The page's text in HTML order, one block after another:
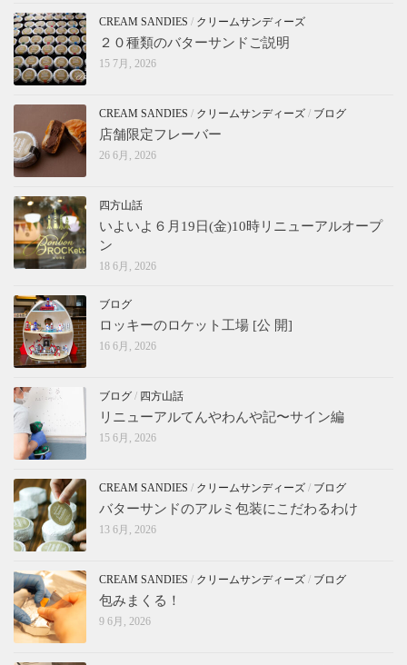
CREAM SANDIES / クリームサンディーズ
２０種類のバターサンドご説明
15 7月, 2026
CREAM SANDIES / クリームサンディーズ / ブログ
店舗限定フレーバー
26 6月, 2026
四方山話
いよいよ６月19日(金)10時リニューアルオープ
ン
18 6月, 2026
ブログ
ロッキーのロケット工場 [公 開]
16 6月, 2026
ブログ / 四方山話
リニューアルてんやわんや記〜サイン編
15 6月, 2026
CREAM SANDIES / クリームサンディーズ / ブログ
バターサンドのアルミ包装にこだわるわけ
13 6月, 2026
CREAM SANDIES / クリームサンディーズ / ブログ
包みまくる！
9 6月, 2026